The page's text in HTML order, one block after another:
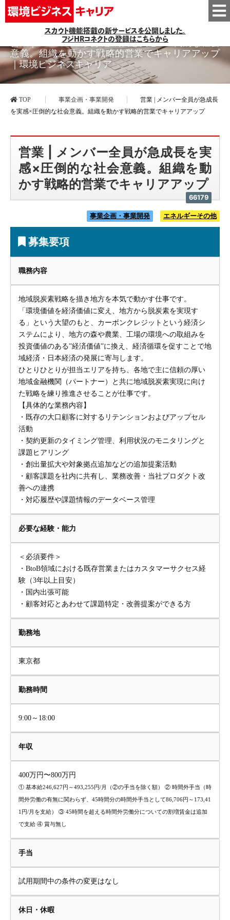
スカウト機能搭載の新サービスを公開しました。
フジHRコネクトの登録はこちらから
営業 | メンバー全員が急成長を実感×圧倒的な社会
意義。組織を動かす戦略的営業でキャリアアップ
｜環境ビジネスキャリア
TOP 事業企画・事業開発
営業 | メンバー全員が急成長
を実感×圧倒的な社会意義。組織を動かす戦略的営業でキャリアアップ
営業 | メンバー全員が急成長を実
感×圧倒的な社会意義。組織を動
かす戦略的営業でキャリアアップ
66179
事業企画・事業開発 エネルギーその他
募集要項
職務内容
地域脱炭素戦略を描き地方を本気で動かす仕事です。
「環境価値を経済価値に変え、地方から脱炭素を実現す
る」という大望のもと、カーボンクレジットという経済シ
ステムにより、地方の森や農業、工場の環境への取組みを
投資価値のある”経済価値”に換え、経済循環を促すことで地
域経済・日本経済の発展に寄与します。
ひとりひとりが担当エリアを持ち、各地で主に信頼の厚い
地域金融機関（パートナー）と共に地域脱炭素実現に向け
た戦略を練り推進させることが仕事です。
【具体的な業務内容】
・既存の大口顧客に対するリテンションおよびアップセル
活動
・契約更新のタイミング管理、利用状況のモニタリングと
課題ヒアリング
・創出量拡大や対象拠点追加などの追加提案活動
・顧客課題を社内に共有し、業務改善・当社プロダクト改
善への連携
・対応履歴や課題情報のデータベース管理
必要な経験・能力
＜必須要件＞
・BtoB領域における既存営業またはカスタマーサクセス経
験（3年以上目安）
・国内出張可能
・顧客対応とあわせて課題特定・改善提案ができる方
勤務地
東京都
勤務時間
9:00～18:00
年収
400万円〜800万円
① 基本給246,627円～493,255円/月（②の手当を除く額） ② 時間外手当（時
間外労働の有無に関わらず、45時間分の時間外手当として86,706円～173,41
1円/月を支給） ③ 45時間を超える時間外労働分についての割増賃金は追加
で支給 ④ 賞与無し
手当
試用期間中の条件の変更はなし
休日・休暇